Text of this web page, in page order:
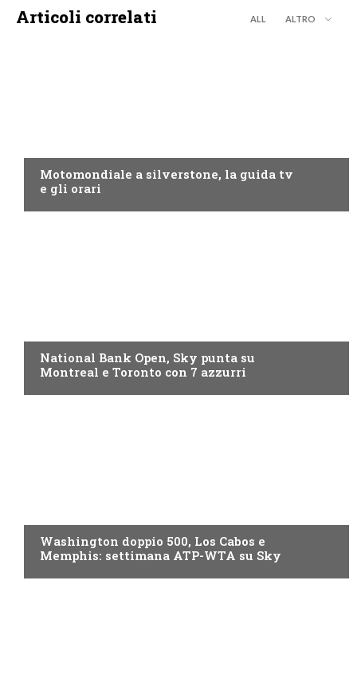
Articoli correlati ALL ALTRO
Motomondiale a silverstone, la guida tv
e gli orari
National Bank Open, Sky punta su
Montreal e Toronto con 7 azzurri
Washington doppio 500, Los Cabos e
Memphis: settimana ATP-WTA su Sky